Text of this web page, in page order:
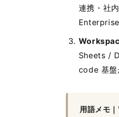
連携・社
Sheets /
code 基盤
用語メモ